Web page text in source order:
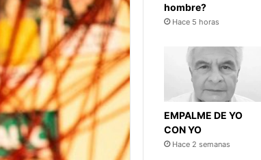
hombre?
Hace 5 horas
EMPALME DE YO
CON YO
Hace 2 semanas